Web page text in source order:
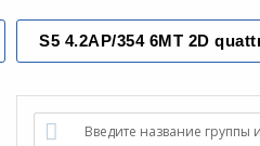
Меню
S5 4.2AP/354 6MT 2D
Введите название группы